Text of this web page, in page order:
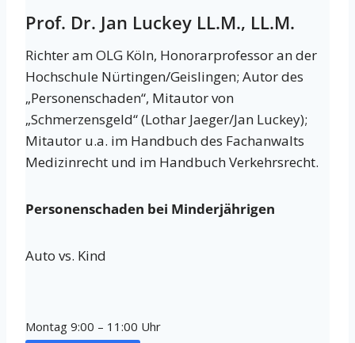
Prof. Dr. Jan Luckey LL.M., LL.M.
Richter am OLG Köln, Honorarprofessor an der
Hochschule Nürtingen/Geislingen; Autor des
„Personenschaden“, Mitautor von
„Schmerzensgeld“ (Lothar Jaeger/Jan Luckey);
Mitautor u.a. im Handbuch des Fachanwalts
Medizinrecht und im Handbuch Verkehrsrecht.
Personenschaden bei Minderjährigen
Auto vs. Kind
Montag 9:00 – 11:00 Uhr